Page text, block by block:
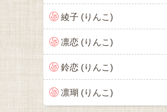
綾子 (りんこ)
凛恋 (りんこ)
鈴恋 (りんこ)
凛瑚 (りんこ)